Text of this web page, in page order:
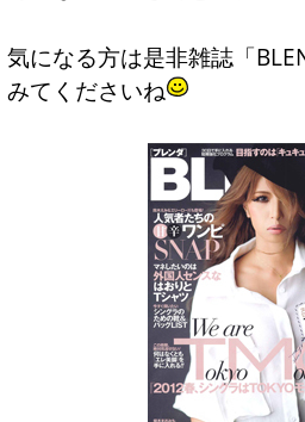
気になる方は是非雑誌「
みてくださいね